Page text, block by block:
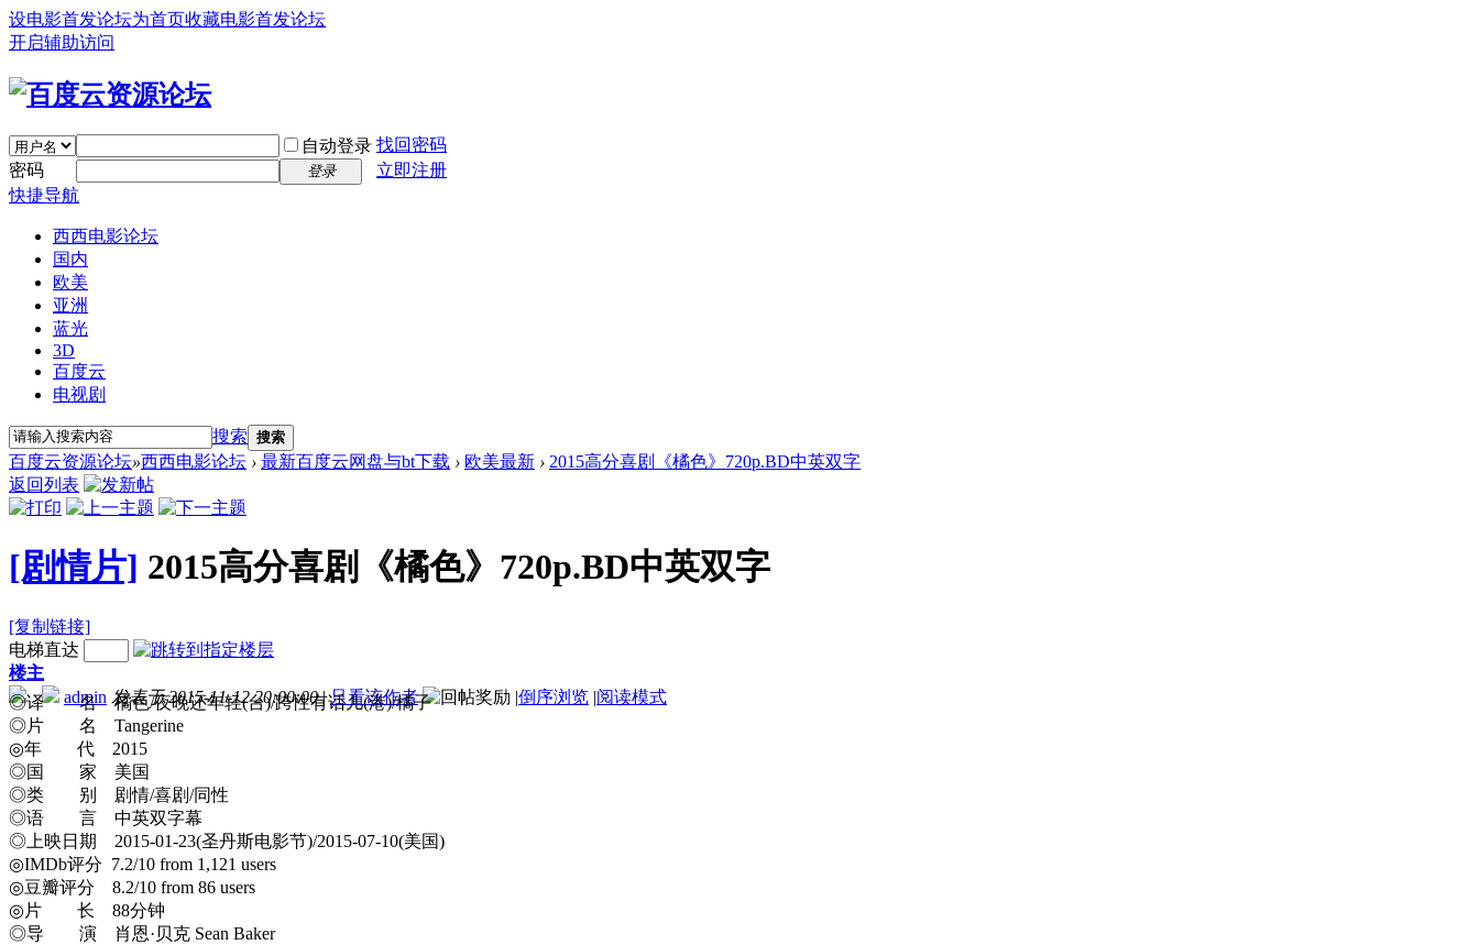
设电影首发论坛为首页收藏电影首发论坛
开启辅助访问
自动登录 找回密码
密码
登录
立即注册
快捷导航
西西电影论坛
国内
欧美
亚洲
蓝光
3D
百度云
电视剧
搜索 搜索
百度云资源论坛»西西电影论坛 › 最新百度云网盘与bt下载 › 欧美最新 › 2015高分喜剧《橘色》720p.BD中英双字
返回列表
[剧情片] 2015高分喜剧《橘色》720p.BD中英双字
[复制链接]
电梯直达
楼主
admin 发表于 2015-11-12 20:00:00 | 只看该作者 |倒序浏览 |阅读模式
◎译 名 橘色/夜晚还年轻(台)/跨性有话儿(港)/橘子
◎片 名 Tangerine
◎年 代 2015
◎国 家 美国
◎类 别 剧情/喜剧/同性
◎语 言 中英双字幕
◎上映日期 2015-01-23(圣丹斯电影节)/2015-07-10(美国)
◎IMDb评分 7.2/10 from 1,121 users
◎豆瓣评分 8.2/10 from 86 users
◎片 长 88分钟
◎导 演 肖恩·贝克 Sean Baker